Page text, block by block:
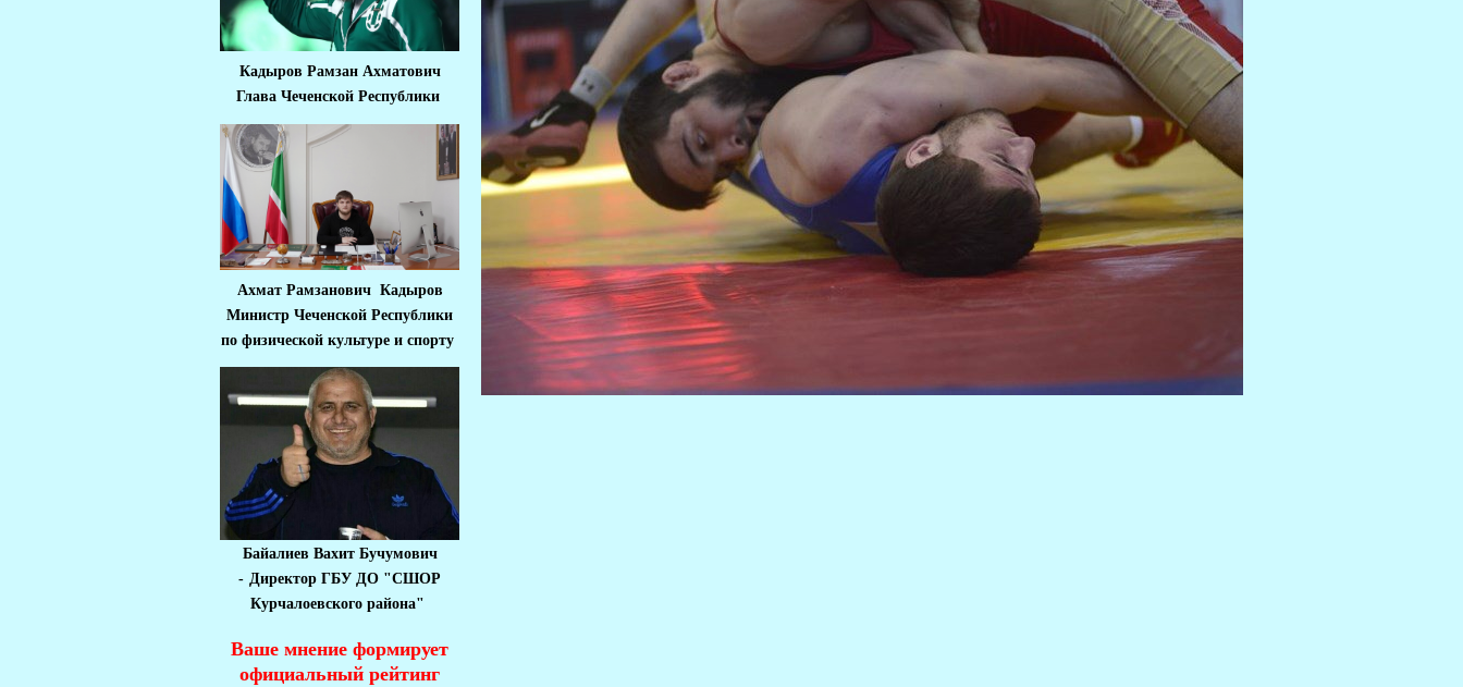
Кадыров Рамзан Ахматович
Глава Чеченской Республики
Ахмат Рамзанович Кадыров
Министр Чеченской Республики
по физической культуре и спорту
Байалиев Вахит Бучумович
- Директор ГБУ ДО "СШОР
Курчалоевского района"
Ваше мнение формирует
официальный рейтинг